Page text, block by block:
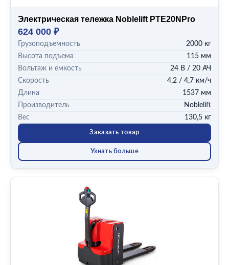
Электрическая тележка Noblelift PTE20NPro
624 000 ₽
Грузоподъемность
2000 кг
Высота подъема
115 мм
Вольтаж и емкость
24 В / 20 АЧ
Скорость
4,2 / 4,7 км/ч
Длина
1537 мм
Производитель
Noblelift
Вес
130,5 кг
Заказать товар
Узнать больше